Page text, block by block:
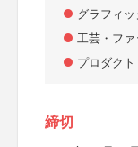
グラフィ
工芸・フ
プロダク
締切